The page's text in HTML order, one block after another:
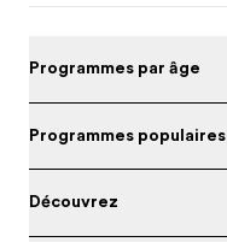
Programmes par âge
Programmes populaires
Découvrez